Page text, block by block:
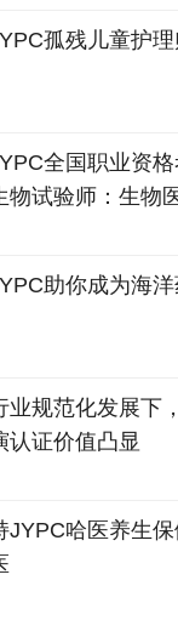
孤残儿童护
全国职业资
物试验师：生物
助你成为海
业规范化发展下
认证价值凸显
JYPC哈医养生